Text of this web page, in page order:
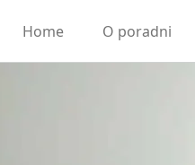
Home O poradni